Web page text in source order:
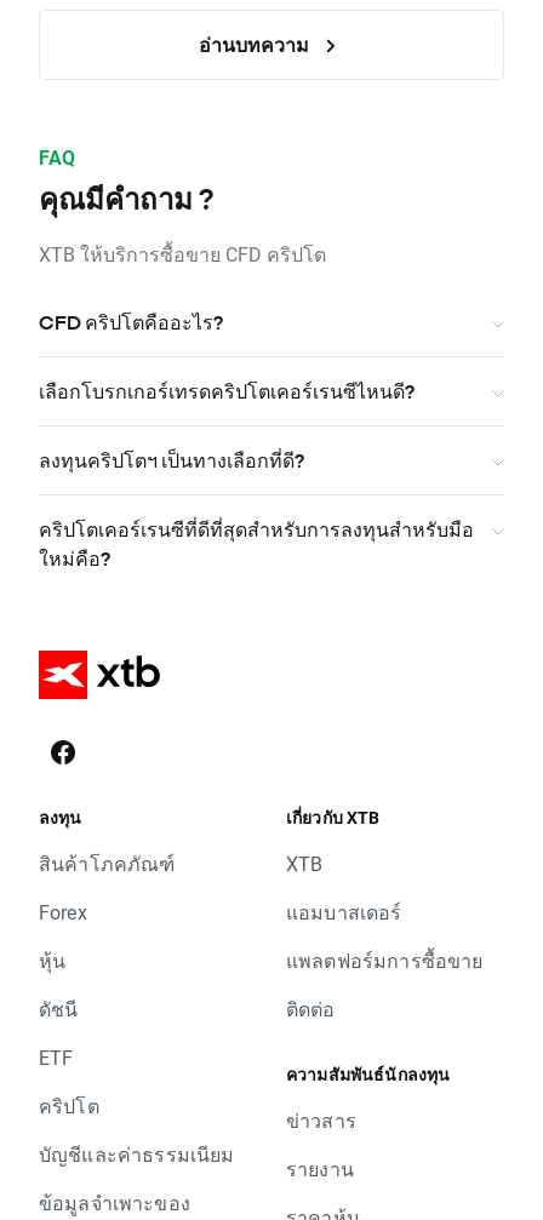
อ่านบทความ
FAQ
คุณมีคำถาม ?
XTB ให้บริการซื้อขาย CFD คริปโต
CFD คริปโตคืออะไร?
เลือกโบรกเกอร์เทรดคริปโตเคอร์เรนซีไหนดี?
ลงทุนคริปโตฯ เป็นทางเลือกที่ดี?
คริปโตเคอร์เรนซีที่ดีที่สุดสำหรับการลงทุนสำหรับมือ
ใหม่คือ?
ลงทุน
สินค้าโภคภัณฑ์
Forex
หุ้น
ดัชนี
ETF
คริปโต
บัญชีและค่าธรรมเนียม
ข้อมูลจำเพาะของ
เกี่ยวกับ XTB
XTB
แอมบาสเดอร์
แพลตฟอร์มการซื้อขาย
ติดต่อ
ความสัมพันธ์นักลงทุน
ข่าวสาร
รายงาน